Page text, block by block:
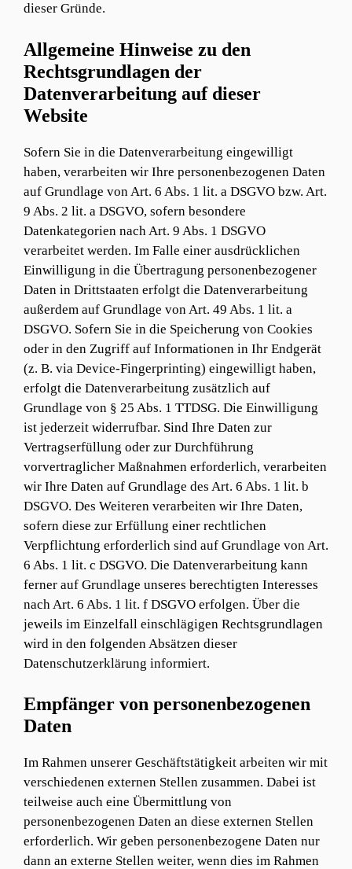
dieser Gründe.
Allgemeine Hinweise zu den
Rechtsgrundlagen der
Datenverarbeitung auf dieser
Website
Sofern Sie in die Datenverarbeitung eingewilligt
haben, verarbeiten wir Ihre personenbezogenen Daten
auf Grundlage von Art. 6 Abs. 1 lit. a DSGVO bzw. Art.
9 Abs. 2 lit. a DSGVO, sofern besondere
Datenkategorien nach Art. 9 Abs. 1 DSGVO
verarbeitet werden. Im Falle einer ausdrücklichen
Einwilligung in die Übertragung personenbezogener
Daten in Drittstaaten erfolgt die Datenverarbeitung
außerdem auf Grundlage von Art. 49 Abs. 1 lit. a
DSGVO. Sofern Sie in die Speicherung von Cookies
oder in den Zugriff auf Informationen in Ihr Endgerät
(z. B. via Device-Fingerprinting) eingewilligt haben,
erfolgt die Datenverarbeitung zusätzlich auf
Grundlage von § 25 Abs. 1 TTDSG. Die Einwilligung
ist jederzeit widerrufbar. Sind Ihre Daten zur
Vertragserfüllung oder zur Durchführung
vorvertraglicher Maßnahmen erforderlich, verarbeiten
wir Ihre Daten auf Grundlage des Art. 6 Abs. 1 lit. b
DSGVO. Des Weiteren verarbeiten wir Ihre Daten,
sofern diese zur Erfüllung einer rechtlichen
Verpflichtung erforderlich sind auf Grundlage von Art.
6 Abs. 1 lit. c DSGVO. Die Datenverarbeitung kann
ferner auf Grundlage unseres berechtigten Interesses
nach Art. 6 Abs. 1 lit. f DSGVO erfolgen. Über die
jeweils im Einzelfall einschlägigen Rechtsgrundlagen
wird in den folgenden Absätzen dieser
Datenschutzerklärung informiert.
Empfänger von personenbezogenen
Daten
Im Rahmen unserer Geschäftstätigkeit arbeiten wir mit
verschiedenen externen Stellen zusammen. Dabei ist
teilweise auch eine Übermittlung von
personenbezogenen Daten an diese externen Stellen
erforderlich. Wir geben personenbezogene Daten nur
dann an externe Stellen weiter, wenn dies im Rahmen